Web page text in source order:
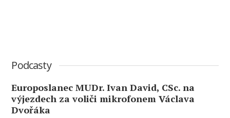
Podcasty
Europoslanec MUDr. Ivan David, CSc. na
výjezdech za voliči mikrofonem Václava
Dvořáka